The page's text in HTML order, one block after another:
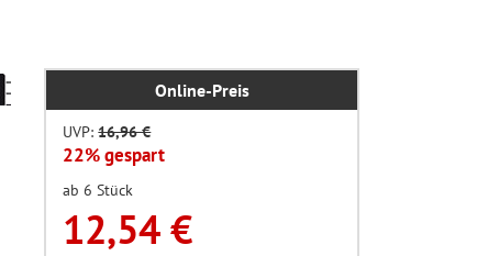
Online-Preis
UVP:16,96 €
22% gespart
ab 6 Stück
12,54 €